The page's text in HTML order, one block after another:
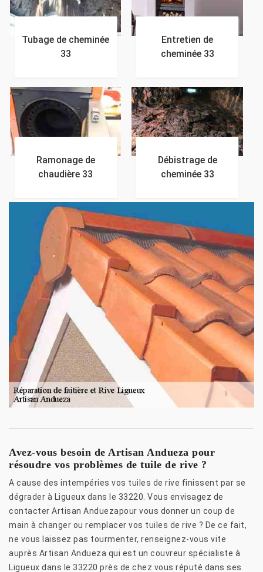
Tubage de cheminée
33
Entretien de
cheminée 33
Ramonage de
chaudière 33
Débistrage de
cheminée 33
Avez-vous besoin de Artisan Andueza pour
résoudre vos problèmes de tuile de rive ?
A cause des intempéries vos tuiles de rive finissent par se
dégrader à Ligueux dans le 33220. Vous envisagez de
contacter Artisan Anduezapour vous donner un coup de
main à changer ou remplacer vos tuiles de rive ? De ce fait,
ne vous laissez pas tourmenter, renseignez-vous vite
auprès Artisan Andueza qui est un couvreur spécialiste à
Ligueux dans le 33220 près de chez vous réputé dans ses